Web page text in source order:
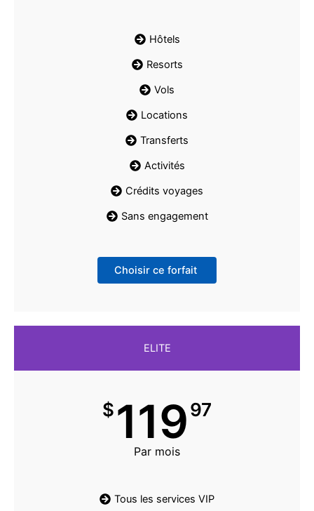
Hôtels
Resorts
Vols
Locations
Transferts
Activités
Crédits voyages
Sans engagement
Choisir ce forfait
ELITE
$11997
Par mois
Tous les services VIP